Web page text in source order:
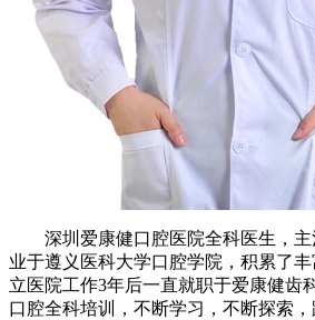
深圳爱康健口腔医院全科医生，主
业于遵义医科大学口腔学院，积累了
立医院工作3年后一直就职于爱康健齿
口腔全科培训，不断学习，不断探索